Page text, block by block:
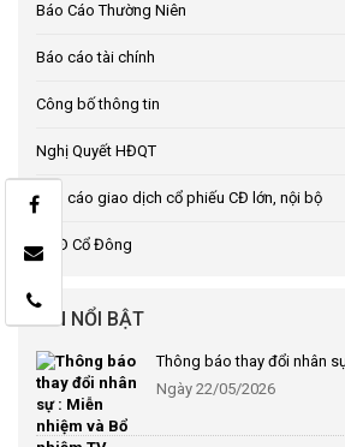
Báo Cáo Thường Niên
Báo cáo tài chính
Công bố thông tin
Nghị Quyết HĐQT
Báo cáo giao dịch cổ phiếu CĐ lớn, nội bộ
ĐHĐ Cổ Đông
TIN NỔI BẬT
Thông báo thay đổi nhân
Ngày 22/05/2026